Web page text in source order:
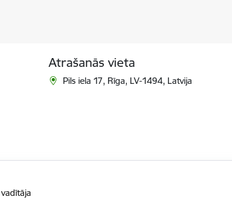
Atrašanās vieta
Pils iela 17, Rīga, LV-1494, Latvija